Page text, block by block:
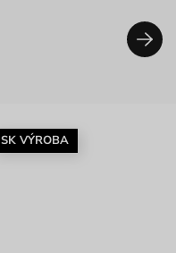
SK VÝROBA